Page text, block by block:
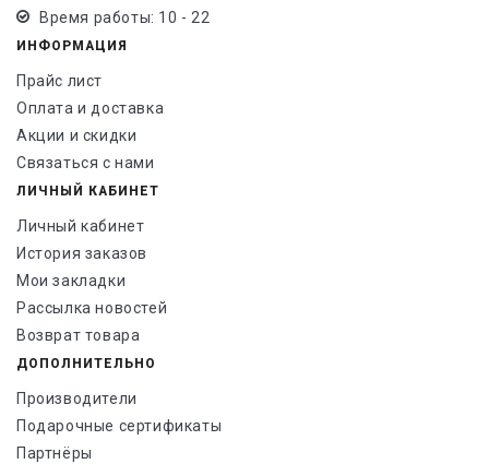
Время работы: 10 - 22
ИНФОРМАЦИЯ
Прайс лист
Оплата и доставка
Акции и скидки
Связаться с нами
ЛИЧНЫЙ КАБИНЕТ
Личный кабинет
История заказов
Мои закладки
Рассылка новостей
Возврат товара
ДОПОЛНИТЕЛЬНО
Производители
Подарочные сертификаты
Партнёры